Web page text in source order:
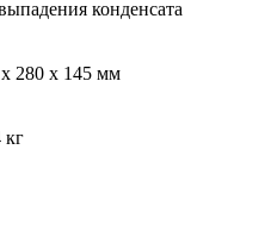
конденсата
280 х 145 мм
кг